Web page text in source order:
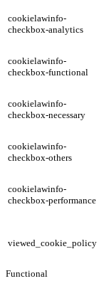
cookielawinfo-
checkbox-analytics
cookielawinfo-
checkbox-functional
cookielawinfo-
checkbox-necessary
cookielawinfo-
checkbox-others
cookielawinfo-
checkbox-performance
viewed_cookie_policy
Functional